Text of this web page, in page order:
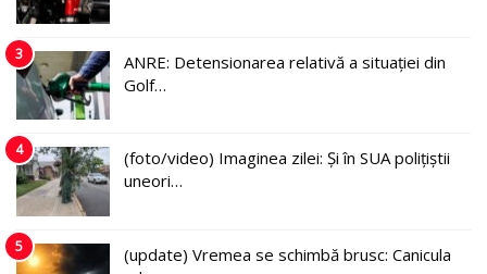
3
ANRE: Detensionarea relativă a situației din
Golf…
4
(foto/video) Imaginea zilei: Și în SUA polițiștii
uneori…
5
(update) Vremea se schimbă brusc: Canicula